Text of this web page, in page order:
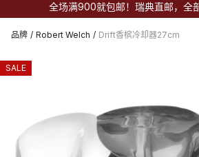
全场满900就包邮！瑞典直邮，全
品牌 / Robert Welch / Drift香槟冷却器27cm
SALE